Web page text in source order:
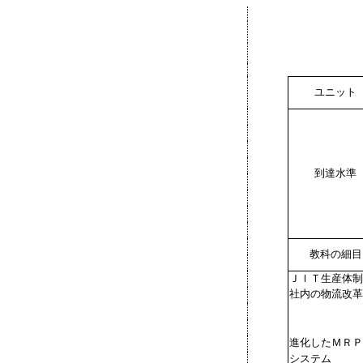
ユニット
到達水準
教科の細目
ＪＩＴ生産体
社内の物流改革
進化したＭＲＰ
システム